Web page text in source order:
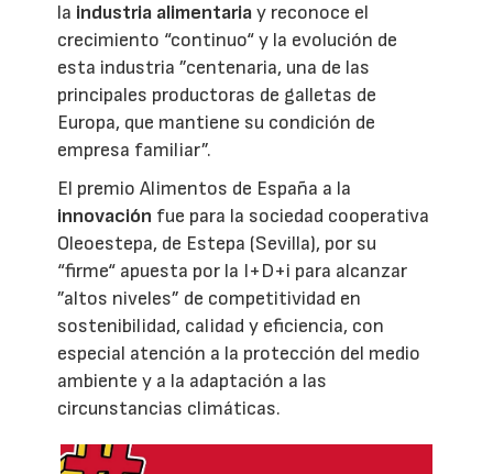
la industria alimentariay reconoce el
crecimiento “continuo“ y la evolución de
esta industria ”centenaria, una de las
principales productoras de galletas de
Europa, que mantiene su condición de
empresa familiar”.
El premio Alimentos de España a la
innovación fue para la sociedad cooperativa
Oleoestepa, de Estepa (Sevilla), por su
“firme“ apuesta por la I+D+i para alcanzar
”altos niveles” de competitividad en
sostenibilidad, calidad y eficiencia, con
especial atención a la protección del medio
ambiente y a la adaptación a las
circunstancias climáticas.